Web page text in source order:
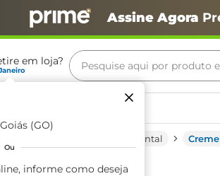
Assine Agora
em loja?
Goiás (GO)
Ou
informe como deseja
Pesquise aqui por produto
Creme Dental
Termos mais buscados
café